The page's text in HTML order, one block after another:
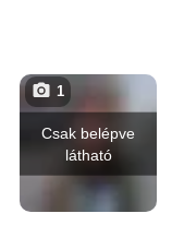
Csak belépve
látható
1